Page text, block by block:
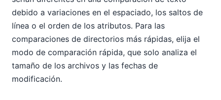
debido a variaciones en el espaciado, los saltos de
línea o el orden de los atributos. Para las
comparaciones de directorios más rápidas, elija el
modo de comparación rápida, que solo analiza el
tamaño de los archivos y las fechas de
modificación.